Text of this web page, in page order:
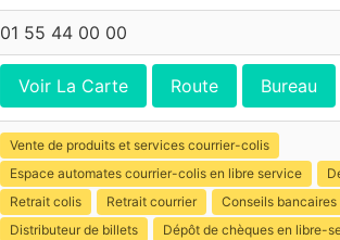
01 55 44 00 00
Voir La Carte Route Bureau
Vente de produits et services courrier-colis
Espace automates courrier-colis en libre service
Retrait colis
Retrait courrier
Conseils bancaires
Distributeur de billets
Dépôt de chèques en libre-